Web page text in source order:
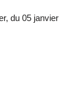
du 05 janvier